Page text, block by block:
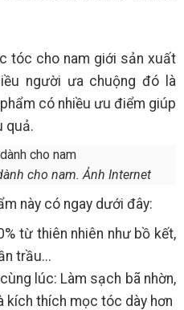
tóc cho nam giới sản xuất
người ưa chuộng đó là
có nhiều ưu điểm giúp
quả.
cho nam. Ảnh Internet
này có ngay dưới đây:
từ thiên nhiên như bồ kết,
trầu...
lúc: Làm sạch bã nhờn,
kích thích mọc tóc dày hơn